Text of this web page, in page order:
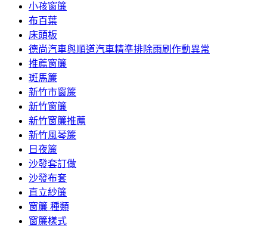
小孩窗簾
布百葉
床頭板
德尚汽車與順道汽車精準排除雨刷作動異常
推薦窗簾
斑馬簾
新竹市窗簾
新竹窗簾
新竹窗簾推薦
新竹風琴簾
日夜簾
沙發套訂做
沙發布套
直立紗簾
窗簾 種類
窗簾樣式